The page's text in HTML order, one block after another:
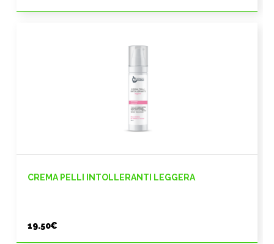
CREMA PELLI INTOLLERANTI LEGGERA
19.50€